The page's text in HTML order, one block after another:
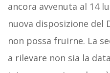
ancora avvenuta al 14
nuova disposizione del
non possa fruirne. La
a rilevare non sia la